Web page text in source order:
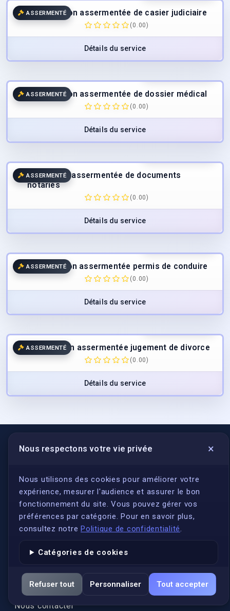
ASSERMENTÉ
Traduction assermentée de casier judiciaire
(0.00)
Détails du service
ASSERMENTÉ
Traduction assermentée de dossier médical
(0.00)
Détails du service
ASSERMENTÉ
Traduction assermentée de documents
notariés
(0.00)
Détails du service
ASSERMENTÉ
Traduction assermentée permis de conduire
(0.00)
Détails du service
ASSERMENTÉ
Traduction assermentée jugement de divorce
(0.00)
Détails du service
Nous respectons votre vie privée ×
Nous utilisons des cookies pour améliorer votre
expérience, mesurer l'audience et assurer le bon
fonctionnement du site. Vous pouvez gérer vos
préférences par catégorie. Pour en savoir plus,
consultez notre Politique de confidentialité.
Catégories de cookies
Refuser tout Personnaliser Tout accepter
LIENS UTILES
S'inscrire
Qui sommes-nous ?
Conformité
Annuaires des traducteurs assermentés
Actualités
Services
FAQ
Nous contacter